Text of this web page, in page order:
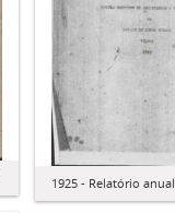
1925 - Relatório anual